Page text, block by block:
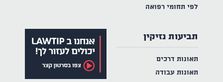
לפי תחומי רפואה
תביעות נזיקין
תאונות דרכים
תאונות עבודה